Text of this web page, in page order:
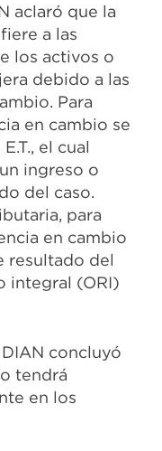
aclaró que la
a las
los activos o
debido a las
Para
en cambio se
el cual
ingreso o
del caso.
para
en cambio
resultado del
integral (ORI)
concluyó
tendrá
en los